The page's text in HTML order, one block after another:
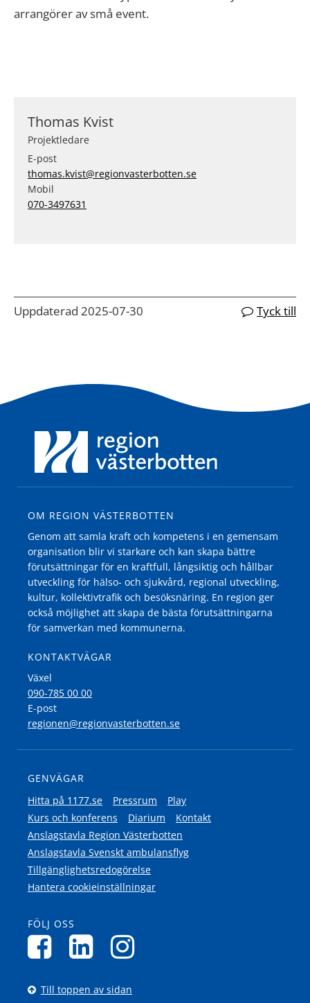
arrangörer av små event.
Thomas Kvist
Projektledare
E-post
thomas.kvist@regionvasterbotten.se
Mobil
070-3497631
Uppdaterad 2025-07-30 Tyck till
OM REGION VÄSTERBOTTEN
Genom att samla kraft och kompetens i en gemensam
organisation blir vi starkare och kan skapa bättre
förutsättningar för en kraftfull, långsiktig och hållbar
utveckling för hälso- och sjukvård, regional utveckling,
kultur, kollektivtrafik och besöksnäring. En region ger
också möjlighet att skapa de bästa förutsättningarna
för samverkan med kommunerna.
KONTAKTVÄGAR
Växel
090-785 00 00
E-post
regionen@regionvasterbotten.se
GENVÄGAR
Hitta på 1177.se
Pressrum
Play
Kurs och konferens
Diarium
Kontakt
Anslagstavla Region Västerbotten
Anslagstavla Svenskt ambulansflyg
Tillgänglighetsredogörelse
Hantera cookieinställningar
FÖLJ OSS
Till toppen av sidan